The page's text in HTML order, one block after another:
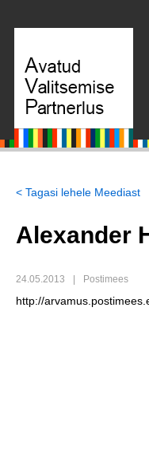
< Tagasi lehele Meediast
Alexander
24.05.2013 Postimees
http://